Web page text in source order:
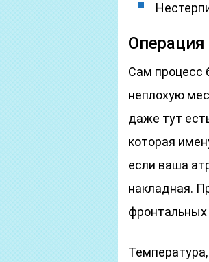
Сам процесс
неплохую
даже тут
которая
если ваша
накладная.
фронтальных